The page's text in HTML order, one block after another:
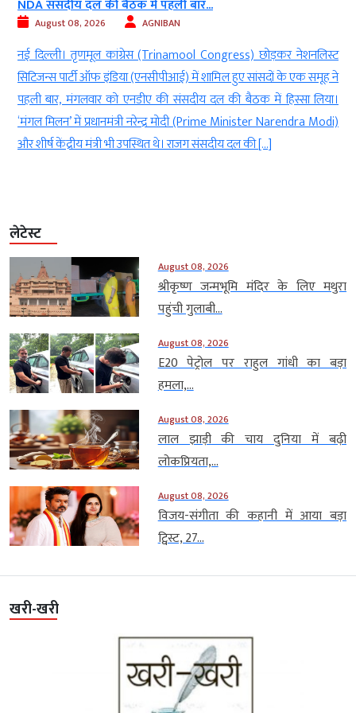
संसदीय दल की बैठक में पहली बार...
August 08, 2026 AGNIBAN
तृणमूल कांग्रेस (Trinamool Congress) छोड़कर नेशनलिस्ट
पार्टी ऑफ इंडिया (एनसीपीआई) में शामिल हुए सांसदों के एक समूह ने
बार, मंगलवार को एनडीए की संसदीय दल की बैठक में हिस्सा लिया।
मिलन’ में प्रधानमंत्री नरेन्द्र मोदी (Prime Minister Narendra Modi)
केंद्रीय मंत्री भी उपस्थित थे। राजग संसदीय दल की […]
इलाके
करीब
गए।
लेटेस्ट
August 08, 2026
श्रीकृष्ण जन्मभूमि मंदिर के लिए मथुरा
पहुंची गुलाबी...
August 08, 2026
E20 पेट्रोल पर राहुल गांधी का बड़ा
हमला,...
August 08, 2026
लाल झाड़ी की चाय दुनिया में बढ़ी
लोकप्रियता,...
August 08, 2026
विजय-संगीता की कहानी में आया बड़ा
ट्विस्ट, 27...
खरी-खरी